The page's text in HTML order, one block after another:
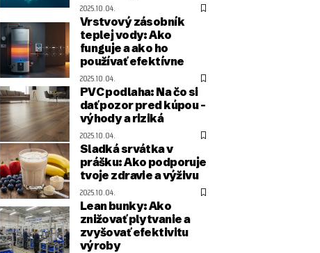
2025.10.04.
Vrstvový zásobník
teplej vody: Ako
funguje a ako ho
používať efektívne
2025.10.04.
PVC podlaha: Na čo si
dať pozor pred kúpou –
výhody a riziká
2025.10.04.
Sladká srvátka v
prášku: Ako podporuje
tvoje zdravie a výživu
2025.10.04.
Lean bunky: Ako
znižovať plytvanie a
zvyšovať efektivitu
výroby